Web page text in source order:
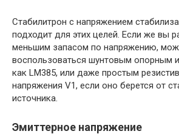
Стабилитрон с напряжением
подходит для этих целей. Если же вы
меньшим запасом по напряжению,
воспользоваться шунтовым опорным
как LM385, или даже простым
напряжения V1, если оно берется от
источника.
Эмиттерное напряжение